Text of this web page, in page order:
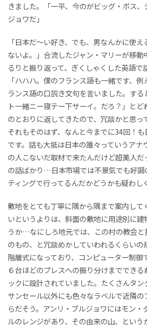
きました。「一平、今のがビッグ・ボス
ジョワだ」
「日本だ～い好き、でも、男なんかに使
ないよ。」合流したジャン・マリーが移動
るりと振り返って、ぎくしゃくした英語で
「ハハハ。僕のフランス語も一緒です、
ランス語の口説き文句を言いました。す
ト一緒ニー寝テー下サーイ。だろ？」と
のとおりに返してきたので、冗談かと思っ
それもそのはず、なんと今までに34回！
です。話も大抵は日本の誰々っていうアナ
の人こないだ取材で来たんだけど超美人
の話ばかり…日本市場では不景気でも好調
ティングで行ってるんだかどうかも疑わし
敷地をとても丁寧に隅から隅まで案内し
いというよりは、斜面の敷地に用途別に
うか…なにしろ地元では、この村の教会と
のもの、と冗談めかしていわれるくらい
階層式になっており、コンピューター制御
６台ほどのプレスへの振り分けまでできる
ックに設計されていました。たくさんタン
サンセール以外にも色々なラベルで近隣
らだそう。アンリ・ブルジョワにはモン・
ルのレンジがあり、その由来の山、という